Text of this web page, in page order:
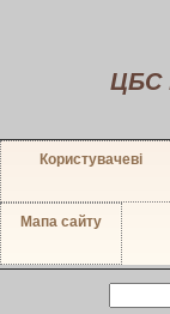
ЦБС
Користувачеві
Мапа сайту